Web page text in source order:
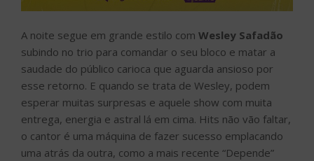
A noite segue em grande estilo com Wesley Safadão
subindo no trio para comandar o seu bloco e matar a
saudade do público carioca que aguarda ansioso por
esse retorno. E quando se trata de Wesley, podem
esperar muitas surpresas e aquele show com muita
entrega, energia e astral lá em cima. Hits não vão faltar,
o cantor é uma máquina de fazer sucesso emplacando
uma atrás da outra, como a mais recente “Depende”